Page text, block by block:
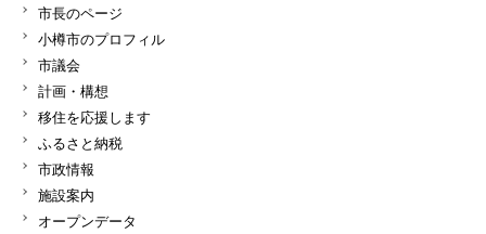
市長のページ
小樽市のプロフィル
市議会
計画・構想
移住を応援します
ふるさと納税
市政情報
施設案内
オープンデータ